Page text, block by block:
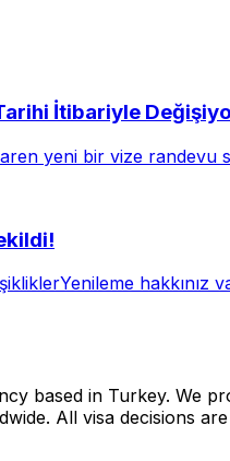
İtibariyle
yeni bir vize randevu
hakkınız
based in Turkey.
All visa decisions